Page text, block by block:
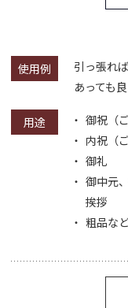
使用例
引っ張れ
あっても
用途
御祝（
内祝（
御礼
御中元
挨拶
粗品な